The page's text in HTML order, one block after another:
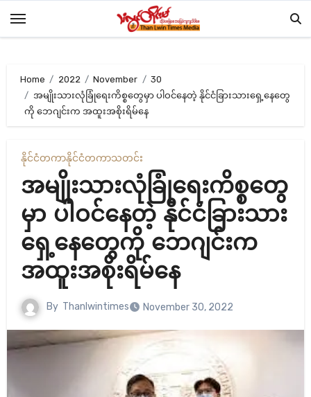
Home 2022 November
30
အမျိုးသားလုံခြုံရေးကိစ္စတွေမှာ ပါဝင်နေတဲ့ နိုင်ငံခြားသားရှေ့နေတွေ
ကို ဘေဂျင်းက အထူးအစိုးရိမ်နေ
နိုင်ငံတကာနိုင်ငံတကာသတင်း
အမျိုးသားလုံခြုံရေးကိစ္စတွေ
မှာ ပါဝင်နေတဲ့ နိုင်ငံခြားသား
ရှေ့နေတွေကို ဘေဂျင်းက
အထူးအစိုးရိမ်နေ
By Thanlwintimes November 30, 2022